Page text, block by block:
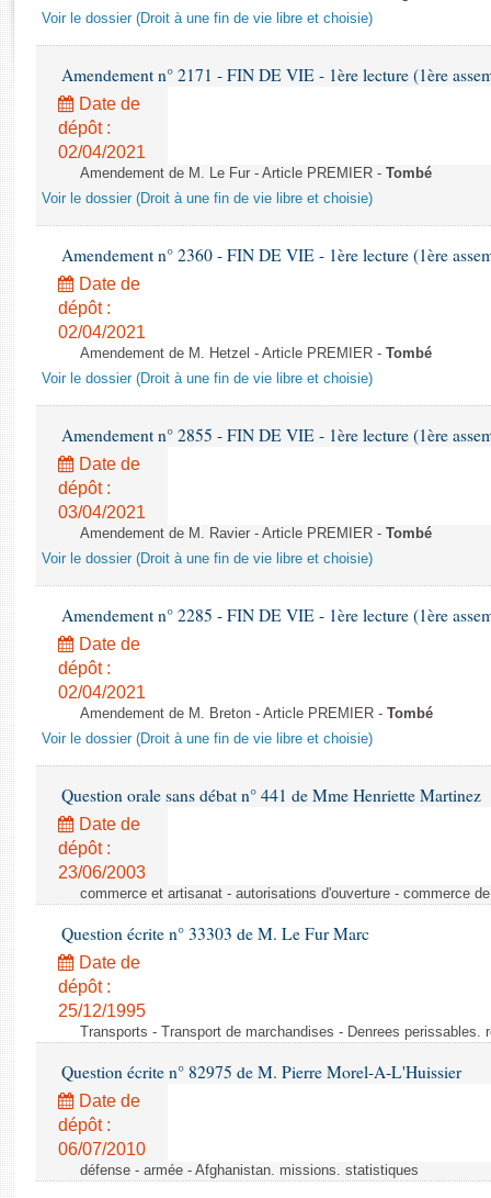
Rapports législatifs
Baromètre de l’application des lois
Dossiers législatifs
Budget et sécurité sociale
Questions écrites et orales
Comptes rendus des débats
Voir le dossier (Droit à une fin de vie libre et choisie)
Amendement n° 2171 - FIN DE VIE - 1ère lecture (1ère
Date de
dépôt :
02/04/2021
Amendement de M. Le Fur - Article PREMIER - Tombé
Voir le dossier (Droit à une fin de vie libre et choisie)
Amendement n° 2360 - FIN DE VIE - 1ère lecture (1ère
Date de
dépôt :
02/04/2021
Amendement de M. Hetzel - Article PREMIER - Tombé
Voir le dossier (Droit à une fin de vie libre et choisie)
Amendement n° 2855 - FIN DE VIE - 1ère lecture (1ère
Date de
dépôt :
03/04/2021
Amendement de M. Ravier - Article PREMIER - Tombé
Voir le dossier (Droit à une fin de vie libre et choisie)
Amendement n° 2285 - FIN DE VIE - 1ère lecture (1ère
Date de
dépôt :
02/04/2021
Amendement de M. Breton - Article PREMIER - Tombé
Voir le dossier (Droit à une fin de vie libre et choisie)
Question orale sans débat n° 441 de Mme Henriette Martinez
Date de
dépôt :
23/06/2003
commerce et artisanat - autorisations d'ouverture - commerce
Question écrite n° 33303 de M. Le Fur Marc
Date de
dépôt :
25/12/1995
Transports - Transport de marchandises - Denrees perissables.
Question écrite n° 82975 de M. Pierre Morel-A-L'Huissier
Date de
dépôt :
06/07/2010
défense - armée - Afghanistan. missions. statistiques